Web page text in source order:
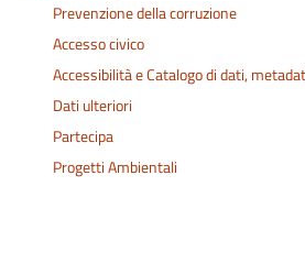
Prevenzione della corruzione
Accesso civico
Accessibilità e Catalogo di dati,
Dati ulteriori
Partecipa
Progetti Ambientali